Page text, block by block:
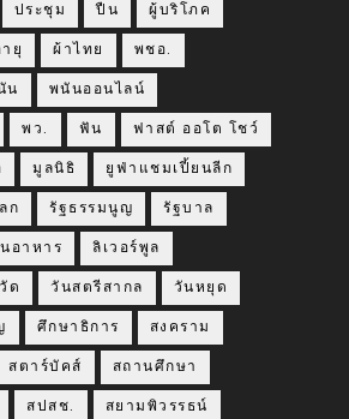
ประชุม ปืน ผู้บริโภค
ยุ ผ้าไทย พชอ.
น พนันออนไลน์
พว. ฟัน ฟาสต์ ออโต โชว์
มูลนิธิ ยูฟ่าแชมเปี้ยนลีก
ก รัฐธรรมนูญ รัฐบาล
อาหาร ลิเวอร์พูล
วัด วันสตรีสากล วันหยุด
ศึกษาธิการ สงคราม
สตาร์บัคส์ สถานศึกษา
สปสช. สยามพิวรรธน์